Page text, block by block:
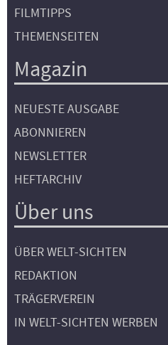
FILMTIPPS
THEMENSEITEN
Magazin
NEUESTE AUSGABE
ABONNIEREN
NEWSLETTER
HEFTARCHIV
Über uns
ÜBER WELT-SICHTEN
REDAKTION
TRÄGERVEREIN
IN WELT-SICHTEN WERBEN